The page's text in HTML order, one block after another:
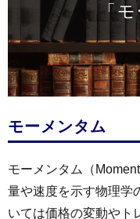
「
モーメンタム
モーメンタム（
量や速度を示す物理学
いては価格の変動やト